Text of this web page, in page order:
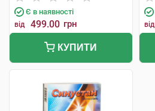
Є в наявності
від 499.00 грн
КУПИТИ
від